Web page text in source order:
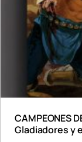
CAMPEONES
Gladiadores y